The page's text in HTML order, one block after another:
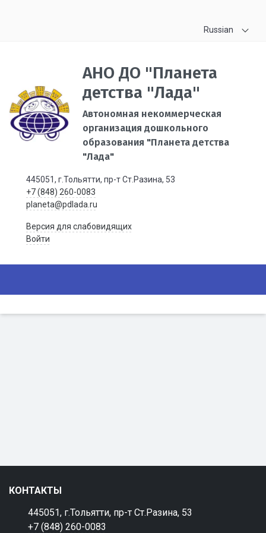
Russian
АНО ДО "Планета
детства "Лада"
Автономная некоммерческая
организация дошкольного
образования "Планета детства
"Лада"
445051, г.Тольятти, пр-т Ст.Разина, 53
+7 (848) 260-0083
planeta@pdlada.ru
Версия для слабовидящих
Войти
КОНТАКТЫ
445051, г.Тольятти, пр-т Ст.Разина, 53
+7 (848) 260-0083